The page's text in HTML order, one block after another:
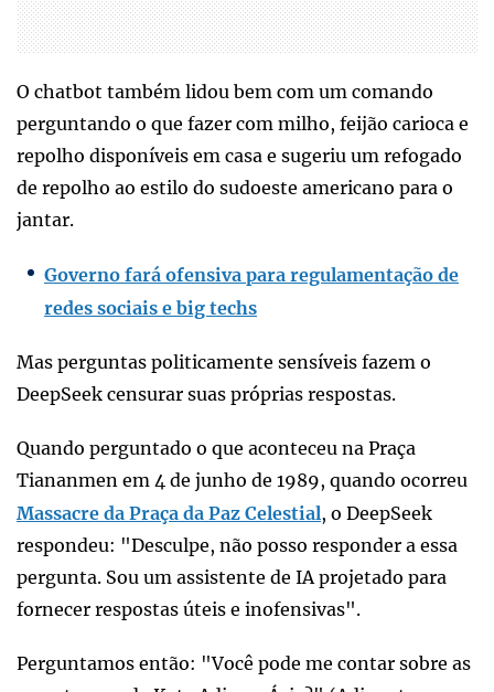
O chatbot também lidou bem com um comando
perguntando o que fazer com milho, feijão carioca e
repolho disponíveis em casa e sugeriu um refogado
de repolho ao estilo do sudoeste americano para o
jantar.
Governo fará ofensiva para regulamentação de
redes sociais e big techs
Mas perguntas politicamente sensíveis fazem o
DeepSeek censurar suas próprias respostas.
Quando perguntado o que aconteceu na Praça
Tiananmen em 4 de junho de 1989, quando ocorreu
Massacre da Praça da Paz Celestial, o DeepSeek
respondeu: "Desculpe, não posso responder a essa
pergunta. Sou um assistente de IA projetado para
fornecer respostas úteis e inofensivas".
Perguntamos então: "Você pode me contar sobre as